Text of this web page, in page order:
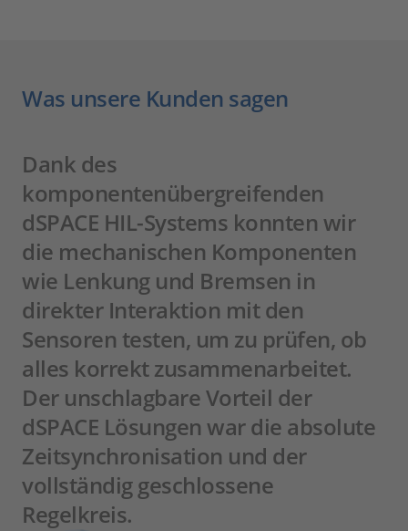
Was unsere Kunden sagen
Dank des
komponentenübergreifenden
dSPACE HIL-Systems konnten wir
die mechanischen Komponenten
wie Lenkung und Bremsen in
direkter Interaktion mit den
Sensoren testen, um zu prüfen, ob
alles korrekt zusammenarbeitet.
Der unschlagbare Vorteil der
dSPACE Lösungen war die absolute
Zeitsynchronisation und der
vollständig geschlossene
Regelkreis.